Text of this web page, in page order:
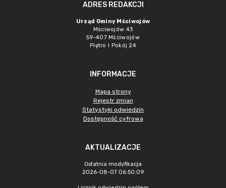
ADRES REDAKCJI
Urząd Gminy Mściwojów
Mściwojów 43
59-407 Mściwojów
Piętro I Pokój 24
INFORMACJE
Mapa strony
Rejestr zmian
Statystyki odwiedzin
Dostępność cyfrowa
AKTUALIZACJE
Ostatnia modyfikacja
2026-08-07 06:50:09